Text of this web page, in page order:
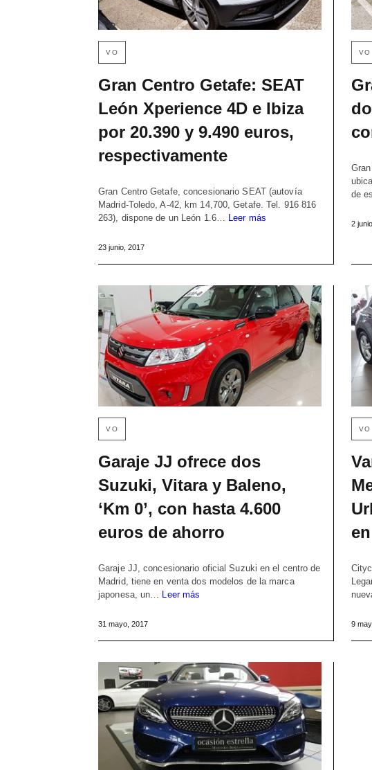
VO
Gran Centro Getafe: SEAT
León Xperience 4D e Ibiza
por 20.390 y 9.490 euros,
respectivamente
Gran Centro Getafe, concesionario SEAT (autovía
Madrid-Toledo, A-42, km 14,700, Getafe. Tel. 916 816
263), dispone de un León 1.6…
Leer más
23 junio, 2017
VO
de
2
VO
Garaje JJ ofrece dos
Suzuki, Vitara y Baleno,
‘Km 0’, con hasta 4.600
euros de ahorro
Garaje JJ, concesionario oficial Suzuki en el centro de
Madrid, tiene en venta dos modelos de la marca
japonesa, un… Leer más
31 mayo, 2017
VO
9